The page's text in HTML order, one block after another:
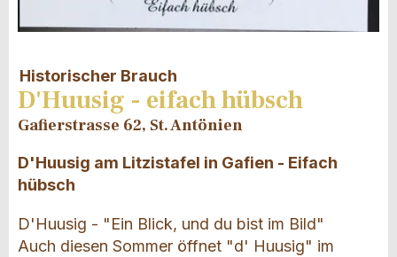
Historischer Brauch
D'Huusig - eifach hübsch
Gafierstrasse 62, St. Antönien
D'Huusig am Litzistafel in Gafien - Eifach
hübsch
D'Huusig - "Ein Blick, und du bist im Bild"
Auch diesen Sommer öffnet "d' Huusig" im